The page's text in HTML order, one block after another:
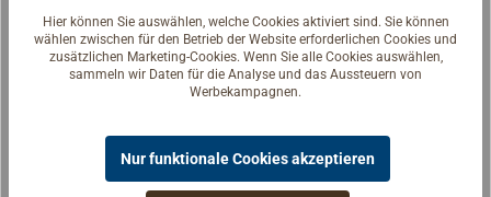
Hier können Sie auswählen, welche Cookies aktiviert sind. Sie können
wählen zwischen für den Betrieb der Website erforderlichen Cookies und
zusätzlichen Marketing-Cookies. Wenn Sie alle Cookies auswählen,
sammeln wir Daten für die Analyse und das Aussteuern von
Werbekampagnen.
Nur funktionale Cookies akzeptieren